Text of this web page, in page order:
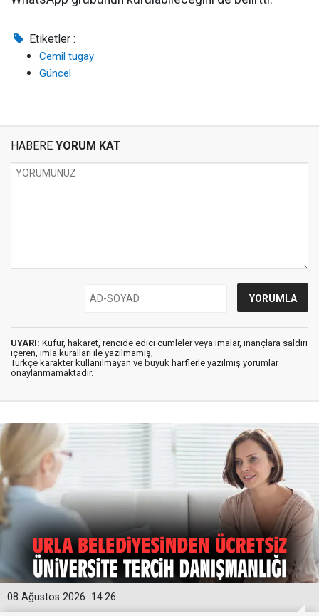
Etiketler :
Cemil tugay
Güncel
HABERE YORUM KAT
UYARI: Küfür, hakaret, rencide edici cümleler veya imalar, inançlara saldırı
içeren, imla kuralları ile yazılmamış,
Türkçe karakter kullanılmayan ve büyük harflerle yazılmış yorumlar
onaylanmamaktadır.
14:26
08 Ağustos 2026